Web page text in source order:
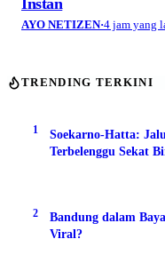
Instan
AYO NETIZEN·4 jam yang
TRENDING TERKINI
1
Soekarno-Hatta:
Terbelenggu Sekat
2
Bandung dalam
Viral?